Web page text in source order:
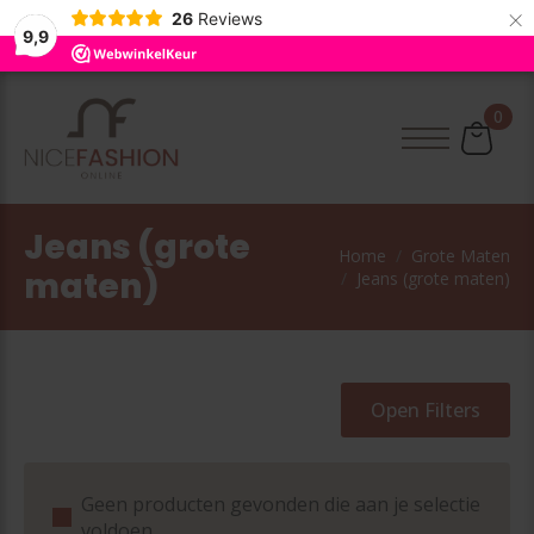
9,9
26 Reviews ×
0
Jeans (grote
maten)
Home
Grote Maten
Jeans (grote maten)
Open Filters
Geen producten gevonden die aan je selectie